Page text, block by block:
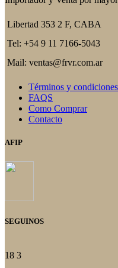
Libertad 353 2 F, CABA
Tel: +54 9 11 7166-5043
Mail: ventas@frvr.com.ar
Términos y condiciones
FAQS
Como Comprar
Contacto
AFIP
SEGUINOS
18 3